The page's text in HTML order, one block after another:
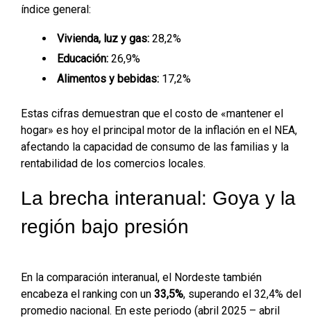
índice general:
Vivienda, luz y gas: 28,2%
Educación: 26,9%
Alimentos y bebidas: 17,2%
Estas cifras demuestran que el costo de «mantener el
hogar» es hoy el principal motor de la inflación en el NEA,
afectando la capacidad de consumo de las familias y la
rentabilidad de los comercios locales.
La brecha interanual: Goya y la
región bajo presión
En la comparación interanual, el Nordeste también
encabeza el ranking con un 33,5%, superando el 32,4% del
promedio nacional. En este periodo (abril 2025 – abril